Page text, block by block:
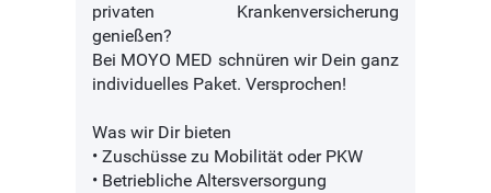
privaten Krankenversicherung
genießen?
Bei MOYO MED schnüren wir Dein ganz
individuelles Paket. Versprochen!
Was wir Dir bieten
• Zuschüsse zu Mobilität oder PKW
• Betriebliche Altersversorgung